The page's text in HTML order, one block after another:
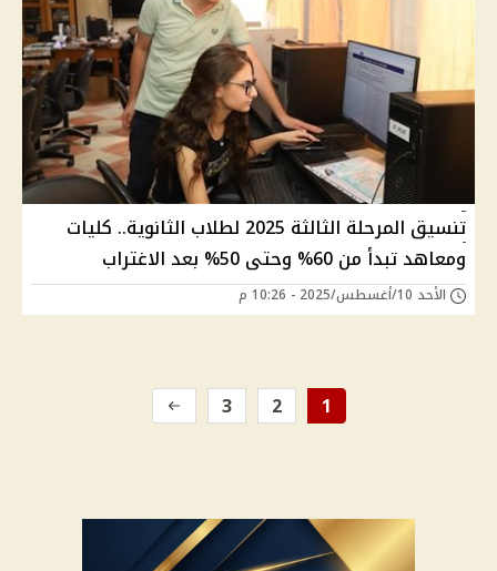
تنسيق المرحلة الثالثة 2025 لطلاب الثانوية.. كليات
ومعاهد تبدأ من 60% وحتى 50% بعد الاغتراب
الأحد 10/أغسطس/2025 - 10:26 م
1
2
3